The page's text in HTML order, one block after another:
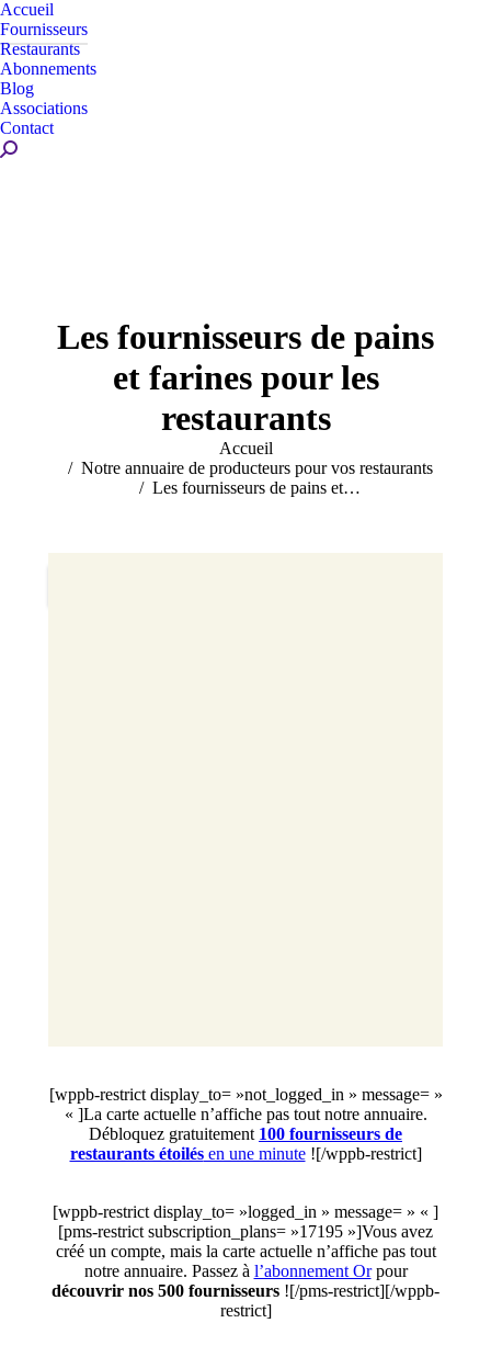
Accueil
Fournisseurs
Restaurants
Abonnements
Blog
Associations
Contact
Recherche
Les fournisseurs de pains
et farines pour les
restaurants
Accueil
Notre annuaire de producteurs pour vos restaurants
Les fournisseurs de pains et…
[wppb-restrict display_to= »not_logged_in » message= »
« ]La carte actuelle n’affiche pas tout notre annuaire.
Débloquez gratuitement 100 fournisseurs de
restaurants étoilésen une minute![/wppb-restrict]
[wppb-restrict display_to= »logged_in » message= » « ]
[pms-restrict subscription_plans= »17195 »]Vous avez
créé un compte, mais la carte actuelle n’affiche pas tout
notre annuaire. Passez à l’abonnement Orpour
découvrir nos 500 fournisseurs ![/pms-restrict][/wppb-
restrict]